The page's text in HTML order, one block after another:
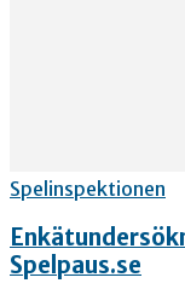
Spelinspektionen
Spelpaus.se